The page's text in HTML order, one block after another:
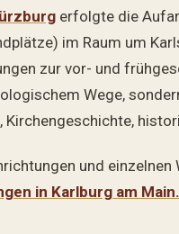
erfolgte die
im Raum um
zur vor- und
Wege,
und
in Karlburg am Main.